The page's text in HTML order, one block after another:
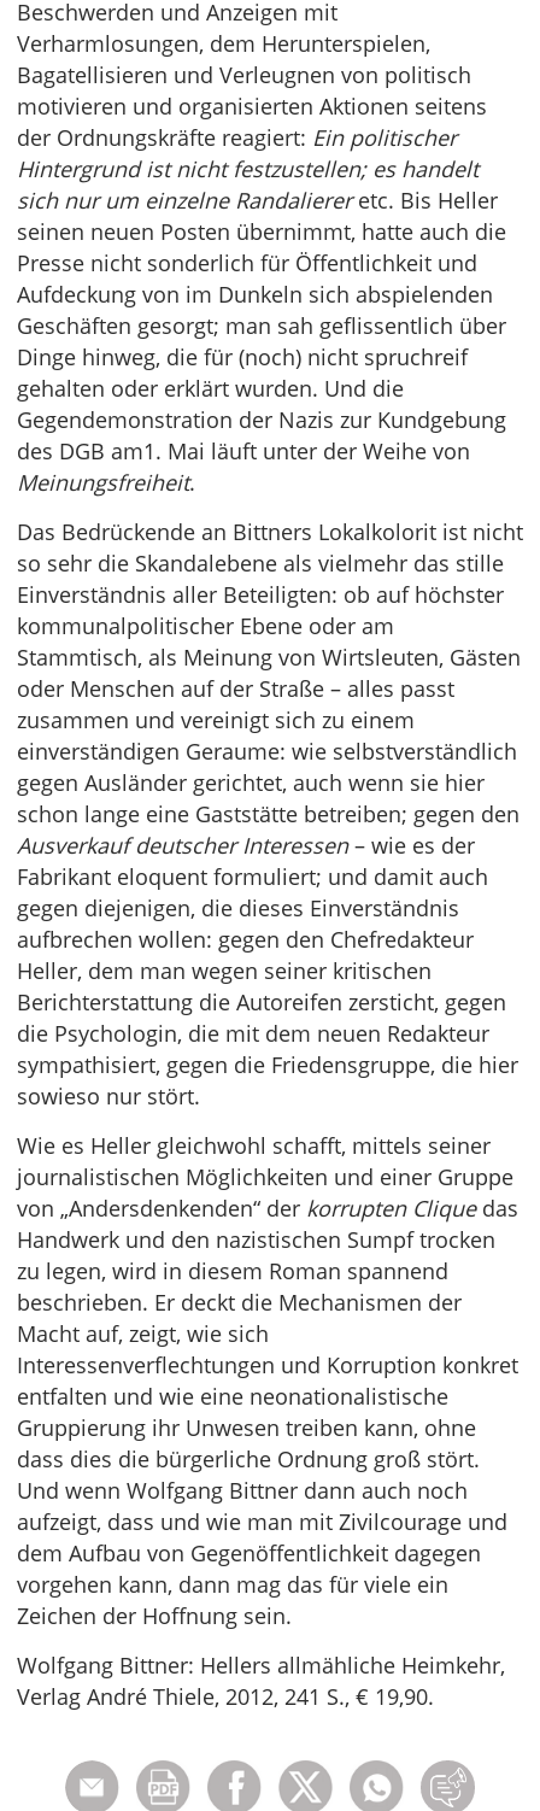
Beschwerden und Anzeigen mit
Verharmlosungen, dem Herunterspielen,
Bagatellisieren und Verleugnen von politisch
motivieren und organisierten Aktionen seitens
der Ordnungskräfte reagiert: Ein politischer
Hintergrund ist nicht festzustellen; es handelt
sich nur um einzelne Randaliereretc. Bis Heller
seinen neuen Posten übernimmt, hatte auch die
Presse nicht sonderlich für Öffentlichkeit und
Aufdeckung von im Dunkeln sich abspielenden
Geschäften gesorgt; man sah geflissentlich über
Dinge hinweg, die für (noch) nicht spruchreif
gehalten oder erklärt wurden. Und die
Gegendemonstration der Nazis zur Kundgebung
des DGB am1. Mai läuft unter der Weihe von
Meinungsfreiheit.
Das Bedrückende an Bittners Lokalkolorit ist nicht
so sehr die Skandalebene als vielmehr das stille
Einverständnis aller Beteiligten: ob auf höchster
kommunalpolitischer Ebene oder am
Stammtisch, als Meinung von Wirtsleuten, Gästen
oder Menschen auf der Straße – alles passt
zusammen und vereinigt sich zu einem
einverständigen Geraume: wie selbstverständlich
gegen Ausländer gerichtet, auch wenn sie hier
schon lange eine Gaststätte betreiben; gegen den
Ausverkauf deutscher Interessen– wie es der
Fabrikant eloquent formuliert; und damit auch
gegen diejenigen, die dieses Einverständnis
aufbrechen wollen: gegen den Chefredakteur
Heller, dem man wegen seiner kritischen
Berichterstattung die Autoreifen zersticht, gegen
die Psychologin, die mit dem neuen Redakteur
sympathisiert, gegen die Friedensgruppe, die hier
sowieso nur stört.
Wie es Heller gleichwohl schafft, mittels seiner
journalistischen Möglichkeiten und einer Gruppe
von „Andersdenkenden“ der korrupten Cliquedas
Handwerk und den nazistischen Sumpf trocken
zu legen, wird in diesem Roman spannend
beschrieben. Er deckt die Mechanismen der
Macht auf, zeigt, wie sich
Interessenverflechtungen und Korruption konkret
entfalten und wie eine neonationalistische
Gruppierung ihr Unwesen treiben kann, ohne
dass dies die bürgerliche Ordnung groß stört.
Und wenn Wolfgang Bittner dann auch noch
aufzeigt, dass und wie man mit Zivilcourage und
dem Aufbau von Gegenöffentlichkeit dagegen
vorgehen kann, dann mag das für viele ein
Zeichen der Hoffnung sein.
Wolfgang Bittner: Hellers allmähliche Heimkehr,
Verlag André Thiele, 2012, 241 S., € 19,90.